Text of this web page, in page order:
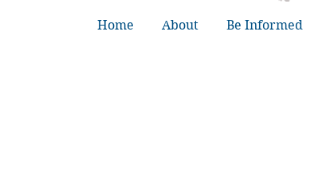
Home About Be Informed